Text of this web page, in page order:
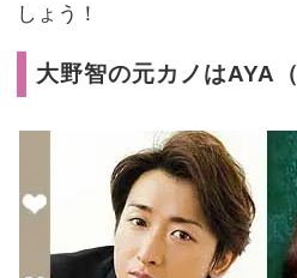
しょう！
大野智の元カノはAYA